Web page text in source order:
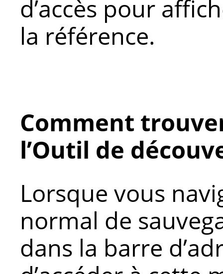
d’accès pour
la référence.
Comment
l’Outil de
Lorsque vous
normal de
dans la barre